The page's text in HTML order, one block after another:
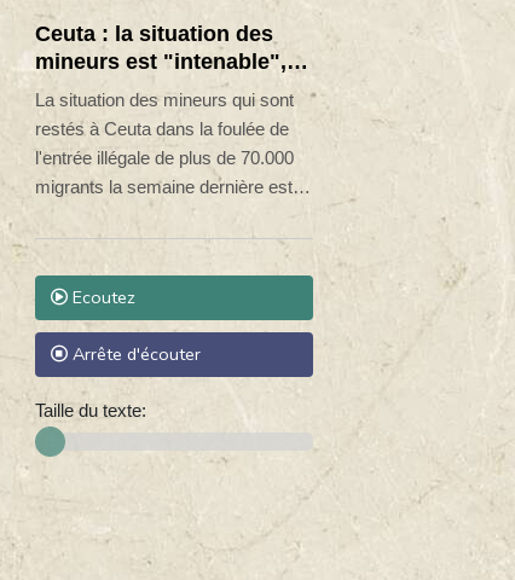
rivière et présentant des signes de
malnutrition.
Ceuta : la situation des
mineurs est "intenable",
alerte le président de
l'enclave espagnole
La situation des mineurs qui sont
restés à Ceuta dans la foulée de
l'entrée illégale de plus de 70.000
migrants la semaine dernière est
"intenable", a alerté mercredi le
dirigeant de l'enclave espagnole
située sur la côte nord-africaine,
Juan Jesús Vivas, demandant de
l'aide au reste de l'Espagne.
Ecoutez
Arrête d'écouter
Taille du texte: